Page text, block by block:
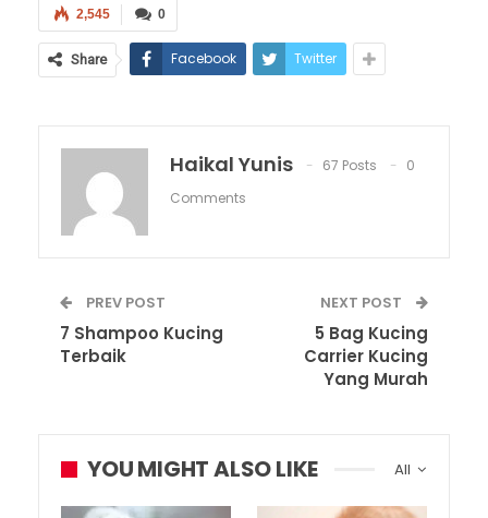
0
2,545
Share Facebook Twitter
Haikal Yunis 67 Posts
0
Comments
PREV POST
7 Shampoo Kucing
Terbaik
NEXT POST
5 Bag Kucing
Carrier Kucing
Yang Murah
All
YOU MIGHT ALSO LIKE